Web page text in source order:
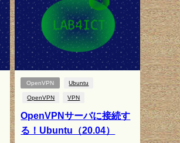
OpenVPN Ubuntu
OpenVPN VPN
OpenVPNサーバに接続す
る！Ubuntu（20.04）